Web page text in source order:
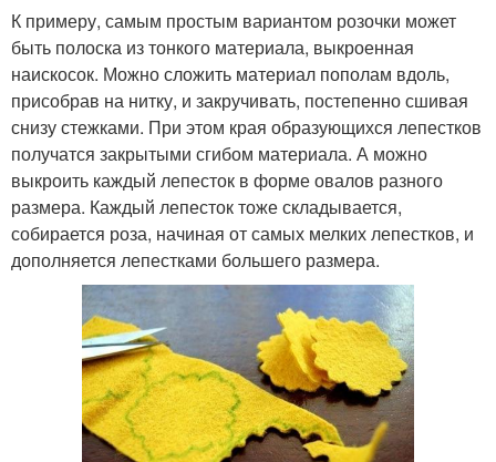
К примеру, самым простым вариантом розочки может
быть полоска из тонкого материала, выкроенная
наискосок. Можно сложить материал пополам вдоль,
присобрав на нитку, и закручивать, постепенно сшивая
снизу стежками. При этом края образующихся лепестков
получатся закрытыми сгибом материала. А можно
выкроить каждый лепесток в форме овалов разного
размера. Каждый лепесток тоже складывается,
собирается роза, начиная от самых мелких лепестков, и
дополняется лепестками большего размера.